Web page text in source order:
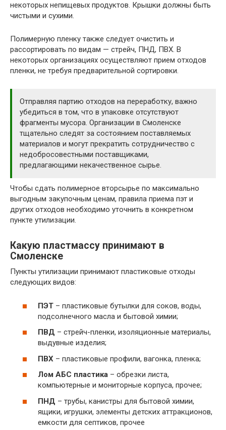
некоторых непищевых продуктов. Крышки должны быть
чистыми и сухими.
Полимерную пленку также следует очистить и
рассортировать по видам — стрейч, ПНД, ПВХ. В
некоторых организациях осуществляют прием отходов
пленки, не требуя предварительной сортировки.
Отправляя партию отходов на переработку, важно
убедиться в том, что в упаковке отсутствуют
фрагменты мусора. Организации в Смоленске
тщательно следят за состоянием поставляемых
материалов и могут прекратить сотрудничество с
недобросовестными поставщиками,
предлагающими некачественное сырье.
Чтобы сдать полимерное вторсырье по максимально
выгодным закупочным ценам, правила приема пэт и
других отходов необходимо уточнить в конкретном
пункте утилизации.
Какую пластмассу принимают в
Смоленске
Пункты утилизации принимают пластиковые отходы
следующих видов:
ПЭТ – пластиковые бутылки для соков, воды,
подсолнечного масла и бытовой химии;
ПВД – стрейч-пленки, изоляционные материалы,
выдувные изделия;
ПВХ – пластиковые профили, вагонка, пленка;
Лом АБС пластика – обрезки листа,
компьютерные и мониторные корпуса, прочее;
ПНД – трубы, канистры для бытовой химии,
ящики, игрушки, элементы детских аттракционов,
емкости для септиков, прочее